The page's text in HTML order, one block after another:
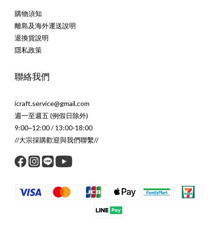
購物須知
離島及海外運送說明
退換貨說明
隱私政策
聯絡我們
icraft.service@gmail.com
週一至週五 (例假日除外)
9:00~12:00 / 13:00-18:00
//大宗採購歡迎與我們聯繫//